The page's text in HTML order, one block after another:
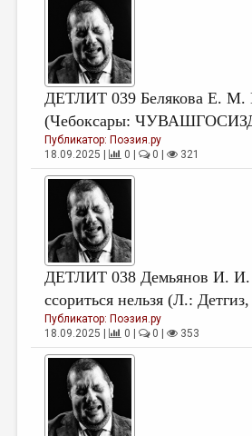
ДЕТЛИТ 039 Белякова Е. М.
(Чебоксары:
Публикатор: Поэзия.ру
18.09.2025 |
0 | 0 | 321
ДЕТЛИТ 038 Демьянов И.
ссориться нельзя (Л.:
Публикатор: Поэзия.ру
18.09.2025 |
0 | 0 | 353